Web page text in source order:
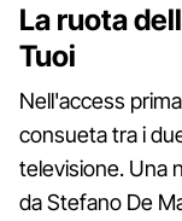
La ruota
Tuoi
Nell'access
consueta tra i
televisione. Una
da Stefano De